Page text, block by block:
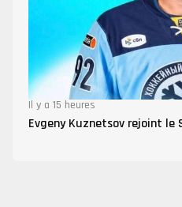
Il y a 15 heures
Evgeny Kuznetsov rejoint le